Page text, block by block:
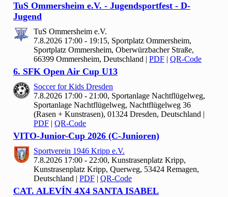
TuS Ommersheim e.V. - Jugendsportfest - D-
Jugend
TuS Ommersheim e.V.
7.8.2026 17:00 - 19:15, Sportplatz Ommersheim,
Sportplatz Ommersheim, Oberwürzbacher Straße,
66399 Ommersheim, Deutschland | PDF | QR-Code
6. SFK Open Air Cup U13
Soccer for Kids Dresden
7.8.2026 17:00 - 21:00, Sportanlage Nachtflügelweg,
Sportanlage Nachtflügelweg, Nachtflügelweg 36
(Rasen + Kunstrasen), 01324 Dresden, Deutschland |
PDF | QR-Code
VITO-Junior-Cup 2026 (C-Junioren)
Sportverein 1946 Kripp e.V.
7.8.2026 17:00 - 22:00, Kunstrasenplatz Kripp,
Kunstrasenplatz Kripp, Querweg, 53424 Remagen,
Deutschland | PDF | QR-Code
CAT. ALEVÍN 4X4 SANTA ISABEL